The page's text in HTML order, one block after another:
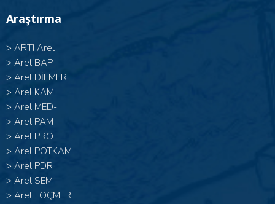
Araştırma
> ARTI Arel
> Arel BAP
> Arel DİLMER
> Arel KAM
> Arel MED-I
> Arel PAM
> Arel PRO
> Arel POTKAM
> Arel PDR
> Arel SEM
> Arel TOÇMER